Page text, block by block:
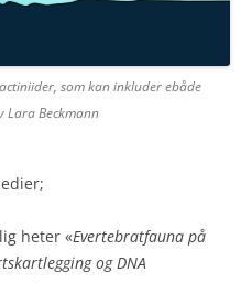
som kan inkluder ebåde
Lara Beckmann
heter «Evertebratfauna på
og DNA